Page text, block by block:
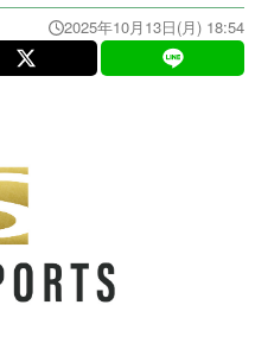
2025年10月13日(月) 18:54